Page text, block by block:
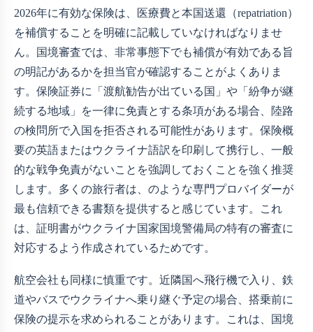
2026年に有効な保険は、医療費と本国送還（repatriation）
を補償することを明確に記載していなければなりませ
ん。国境審査では、非常事態下でも補償が有効である旨
の明記があるかを担当官が確認することがよくありま
す。保険証券に「渡航勧告が出ている国」や「紛争が継
続する地域」を一律に免責とする条項がある場合、陸路
の検問所で入国を拒否される可能性があります。保険概
要の英語またはウクライナ語訳を印刷して携行し、一般
的な戦争免責がないことを強調しておくことを強く推奨
します。多くの旅行者は、 のような専門プロバイダーが
最も信頼できる書類を提供すると感じています。これ
は、証明書がウクライナ国家国境警備局の特有の審査に
対応するよう作成されているためです。
航空会社も同様に慎重です。近隣国へ飛行機で入り、鉄
道やバスでウクライナへ乗り継ぐ予定の場合、搭乗前に
保険の提示を求められることがあります。これは、国境